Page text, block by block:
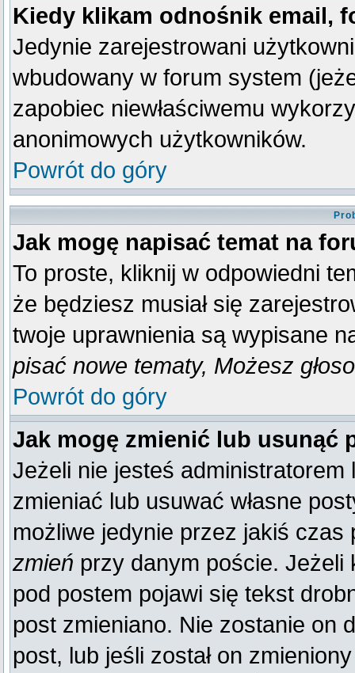
Kiedy klikam odnośnik email,
Jedynie zarejestrowani
wbudowany w forum system
zapobiec niewłaściwemu
anonimowych użytkowników.
Powrót do góry
Jak mogę napisać temat na
To proste, kliknij w odpowiedni
że będziesz musiał się
twoje uprawnienia są wypisane
pisać nowe tematy, Możesz
Powrót do góry
Jak mogę zmienić lub usunąć
Jeżeli nie jesteś
zmieniać lub usuwać własne
możliwe jedynie przez jakiś
zmień przy danym poście. Jeżeli
pod postem pojawi się tekst
post zmieniano. Nie zostanie on
post, lub jeśli został on